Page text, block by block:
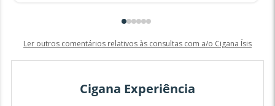
Ler outros comentários relativos às consultas com a/o Cigana Ísis
Cigana Experiência